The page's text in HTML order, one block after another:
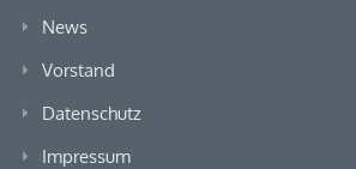
News
Vorstand
Datenschutz
Impressum